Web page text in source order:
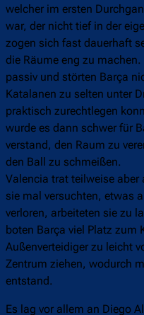
welcher im ersten
war, der nicht tief in der
zogen sich fast dauerhaft
die Räume eng zu
passiv und störten Barça
Katalanen zu selten unter
praktisch zurechtlegen
wurde es dann schwer für
verstand, den Raum zu
den Ball zu schmeißen.
Valencia trat teilweise
sie mal versuchten, etwas
verloren, arbeiteten sie zu
boten Barça viel Platz zum
Außenverteidiger zu leicht
Zentrum ziehen, wodurch
entstand.
Es lag vor allem an Diego